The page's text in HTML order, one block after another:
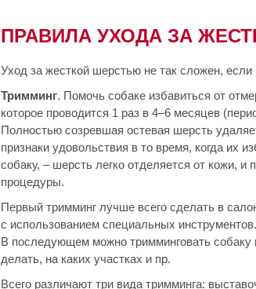
ПРАВИЛА УХОДА ЗА
Уход за жесткой шерстью не так сложен,
Тримминг. Помочь собаке избавиться от
которое проводится 1 раз в 4–6 месяцев
Полностью созревшая остевая шерсть
признаки удовольствия в то время, когда их
собаку, – шерсть легко отделяется от кожи,
процедуры.
Первый тримминг лучше всего сделать в
с использованием специальных
В последующем можно тримминговать собаку
делать, на каких участках и пр.
Всего различают три вида тримминга: